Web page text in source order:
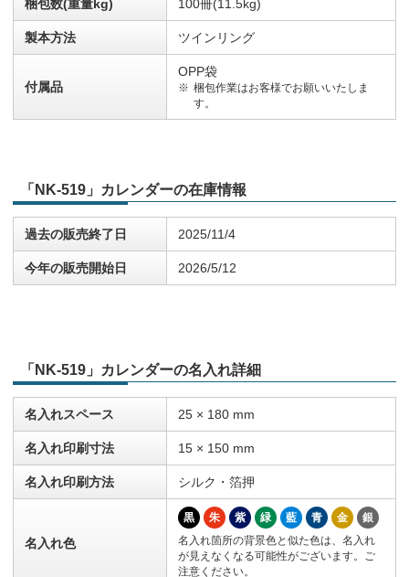
梱包数(重量kg) 100冊(11.5kg)
製本方法 ツインリング
付属品
OPP袋
梱包作業はお客様でお願いいたしま
す。
「NK-519」カレンダーの在庫情報
過去の販売終了日 2025/11/4
今年の販売開始日 2026/5/12
「NK-519」カレンダーの名入れ詳細
名入れスペース 25 × 180 mm
名入れ印刷寸法 15 × 150 mm
名入れ印刷方法 シルク・箔押
名入れ色
黒 朱 紫 緑 藍 青 金
銀
名入れ箇所の背景色と似た色は、名入れ
が見えなくなる可能性がございます。ご
注意ください。